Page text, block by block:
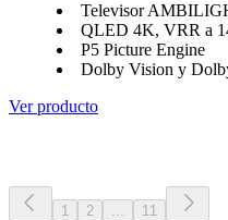
Televisor
QLED 4K, VRR a
P5 Picture Engine
Dolby Vision y
Ver producto
1 2 ... 11